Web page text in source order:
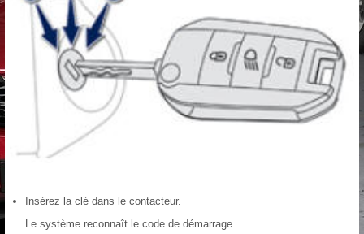
Insérez la clé dans le contacteur.
Le système reconnaît le code de démarrage.